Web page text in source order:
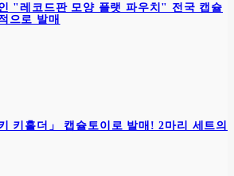
"레코드판 모양 플랫 파우치" 전국 캡슐
으로 발매
키홀더」 캡슐토이로 발매! 2마리 세트의